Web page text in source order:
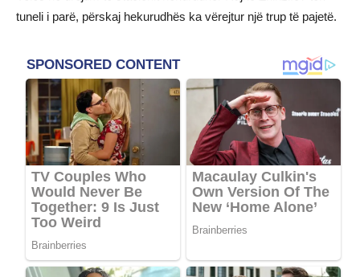
tuneli i parë, përskaj hekurudhës ka vërejtur një trup të pajetë.